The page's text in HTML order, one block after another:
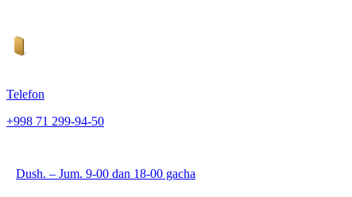
Telefon
+998 71 299-94-50
Dush. – Jum. 9-00 dan 18-00 gacha